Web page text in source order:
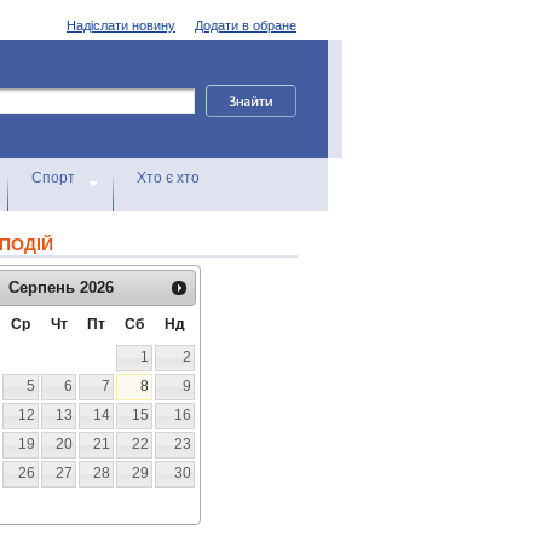
Додати в обране
Надіслати новину
Спорт Хто є хто
Серпень 2026
Ср Чт Пт Сб
Нд
1
2
5 6 7 8
9
12 13 14 15
16
19 20 21 22
23
26 27 28 29
30